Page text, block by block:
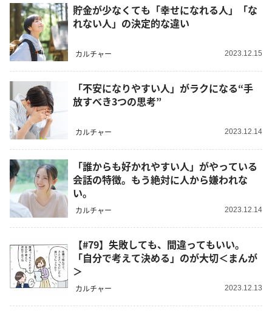
貯金が少なくても「幸せになれる人」「な
れない人」の決定的な違い
カルチャー 2023.12.15
「不安になりやすい人」がラクになる“手
放すべき3つの思考”
カルチャー 2023.12.14
「誰からも好かれやすい人」がやっている
会話の特徴。もう絶対に人から嫌われな
い。
カルチャー 2023.12.14
【#79】失敗しても、間違ってもいい。
「自分で考えて決める」のが大切＜まんが
＞
カルチャー 2023.12.13